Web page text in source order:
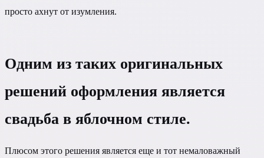
просто ахнут от изумления.
Одним из таких оригинальных
решений оформления является
свадьба в яблочном стиле.
Плюсом этого решения является еще и тот немаловажный